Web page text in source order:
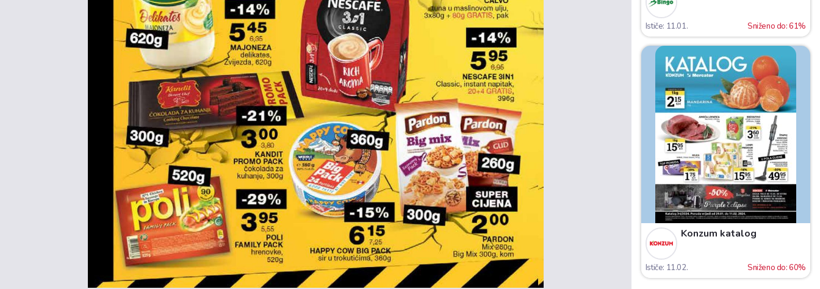
Ističe: 11.01. Sniženo do: 61%
Konzum katalog
Ističe: 11.02. Sniženo do: 60%